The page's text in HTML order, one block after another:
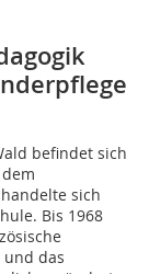
befindet sich
sich
Bis 1968
das